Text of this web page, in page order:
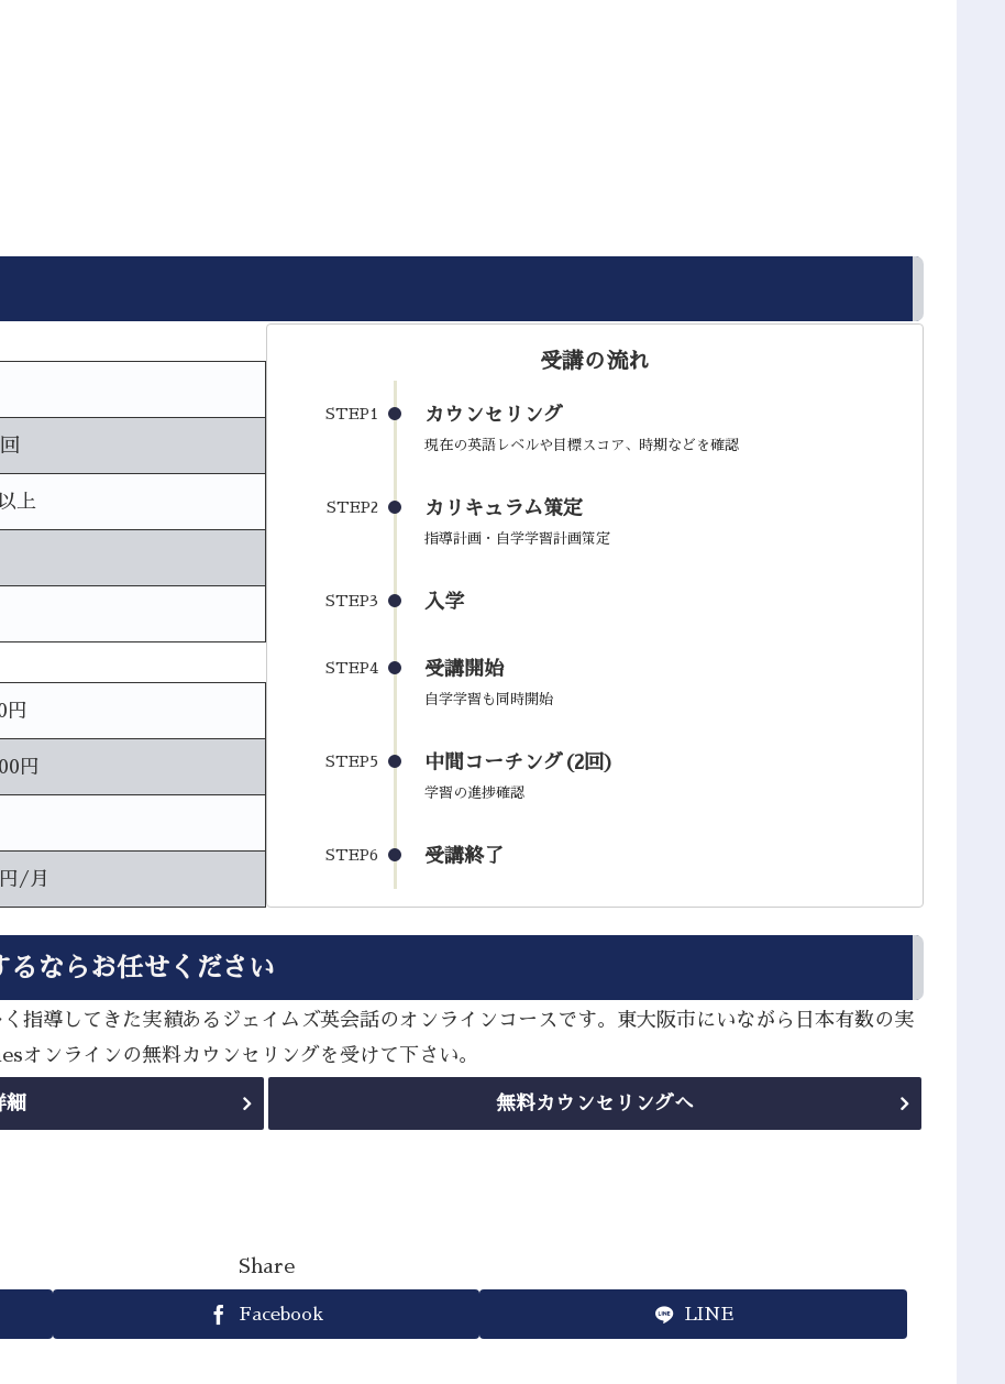
上
円
円
/月
受講の流れ
STEP1 カウンセリング
現在の英語レベルや目標スコア、時期などを確認
STEP2 カリキュラム策定
指導計画・自学学習計画策定
STEP3 入学
STEP4 受講開始
自学学習も同時開始
STEP5 中間コーチング(2回)
学習の進捗確認
STEP6 受講終了
るならお任せください
指導してきた実績あるジェイムズ英会話のオンラインコースです。東大阪市にいながら日本有数の実
オンラインの無料カウンセリングを受けて下さい。
細 無料カウンセリングへ
Share
Facebook LINE